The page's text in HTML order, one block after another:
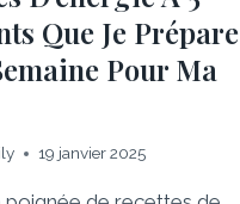
Que Je Prépare
Pour Ma
19 janvier 2025